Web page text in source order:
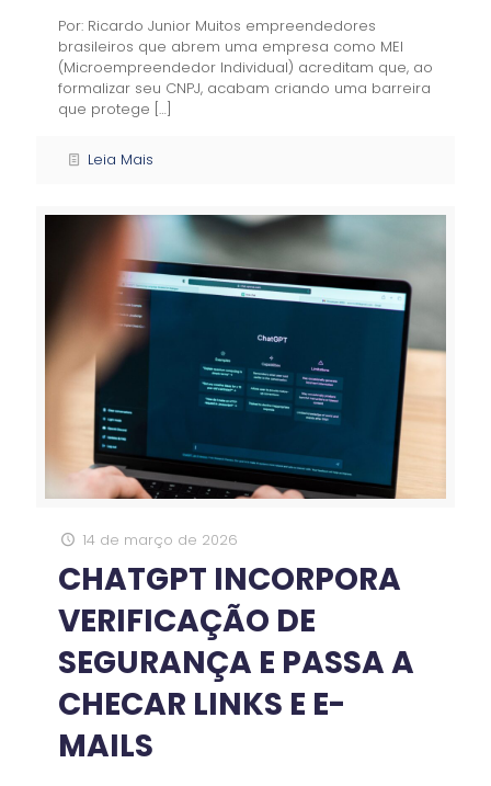
Por: Ricardo Junior Muitos empreendedores
brasileiros que abrem uma empresa como MEI
(Microempreendedor Individual) acreditam que, ao
formalizar seu CNPJ, acabam criando uma barreira
que protege […]
Leia Mais
14 de março de 2026
CHATGPT INCORPORA
VERIFICAÇÃO DE
SEGURANÇA E PASSA A
CHECAR LINKS E E-
MAILS